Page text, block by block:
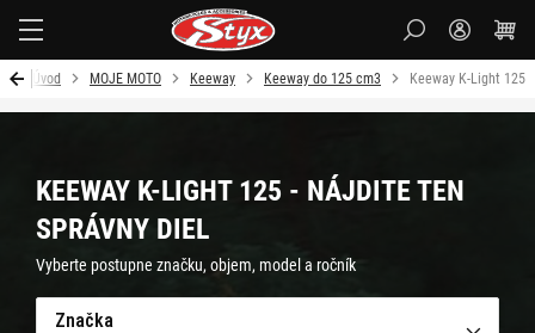
Úvod MOJE MOTO Keeway Keeway do 125 cm3 Keeway K-Light 125
KEEWAY K-LIGHT 125 - NÁJDITE TEN
SPRÁVNY DIEL
Vyberte postupne značku, objem, model a ročník
Značka